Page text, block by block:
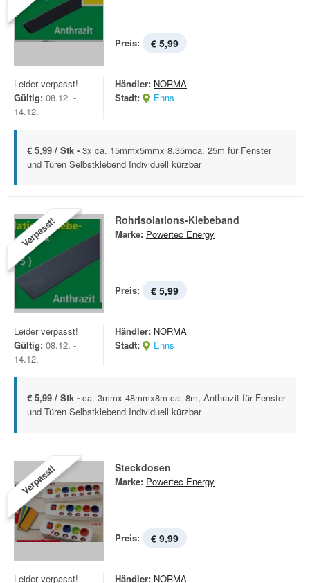
Preis: € 5,99
Leider verpasst!
Gültig: 08.12. -
14.12.
Händler: NORMA
Stadt:
Enns
€ 5,99 / Stk - 3x ca. 15mmx5mmx 8,35mca. 25m für Fenster
und Türen Selbstklebend Individuell kürzbar
Verpasst! Rohrisolations-Klebeband
Marke: Powertec Energy
Preis: € 5,99
Leider verpasst!
Gültig: 08.12. -
14.12.
Händler: NORMA
Stadt:
Enns
€ 5,99 / Stk - ca. 3mmx 48mmx8m ca. 8m, Anthrazit für Fenster
und Türen Selbstklebend Individuell kürzbar
Verpasst! Steckdosen
Marke: Powertec Energy
Preis: € 9,99
Leider verpasst!
Händler: NORMA